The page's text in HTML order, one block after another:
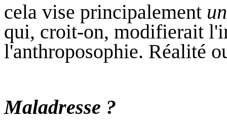
cela vise principalement
qui, croit-on, modifierait
l'anthroposophie. Réalité
Maladresse ?